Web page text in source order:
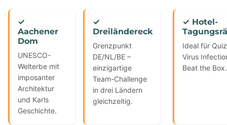
✓
Aachener
Dom
UNESCO-
Welterbe mit
imposanter
Architektur
und Karls
Geschichte.
✓
Dreiländereck
Grenzpunkt
DE/NL/BE –
einzigartige
Team-Challenge
in drei Ländern
gleichzeitig.
✓ Hotel-
Ideal für
Virus
Beat the Box.